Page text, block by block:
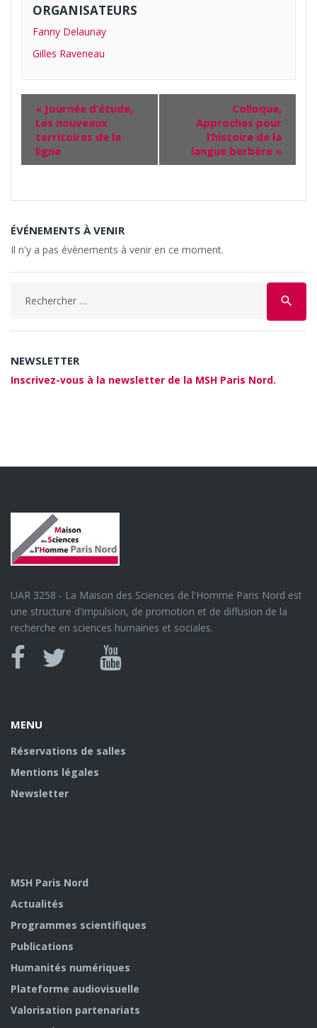
ORGANISATEURS
Fanny Delaunay
Gilles Raveneau
« Journée d’étude,
Les nouveaux
territoires de la
ligne
Colloque,
Approches pour
l’histoire de la
langue berbère »
ÉVÉNEMENTS À VENIR
Il n'y a pas évènements à venir en ce moment.
search
NEWSLETTER
Inscrivez-vous à la newsletter de la MSH Paris Nord.
UAR 3258 - La Maison des Sciences de l'Homme Paris Nord est
une structure d'impulsion, de promotion et de diffusion de la
recherche en sciences humaines et sociales.
Canal
MENU
Réservations de salles
Mentions légales
Newsletter
MSH Paris Nord
Actualités
Programmes scientifiques
Publications
Humanités numériques
Plateforme audiovisuelle
Valorisation partenariats